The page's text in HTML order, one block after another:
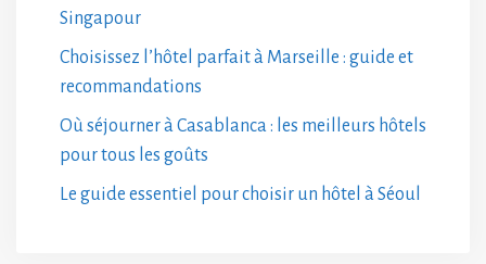
Singapour
Choisissez l’hôtel parfait à Marseille : guide et
recommandations
Où séjourner à Casablanca : les meilleurs hôtels
pour tous les goûts
Le guide essentiel pour choisir un hôtel à Séoul